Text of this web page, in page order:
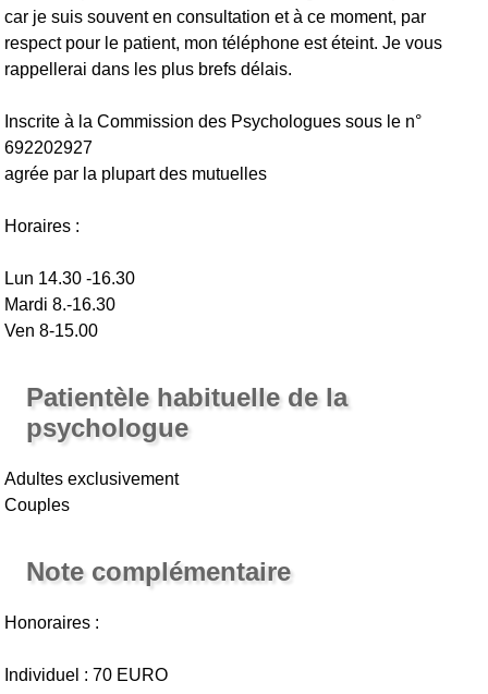
car je suis souvent en consultation et à ce moment, par
respect pour le patient, mon téléphone est éteint. Je vous
rappellerai dans les plus brefs délais.
Inscrite à la Commission des Psychologues sous le n°
692202927
agrée par la plupart des mutuelles
Horaires :
Lun 14.30 -16.30
Mardi 8.-16.30
Ven 8-15.00
Patientèle habituelle de la
psychologue
Adultes exclusivement
Couples
Note complémentaire
Honoraires :
Individuel : 70 EURO